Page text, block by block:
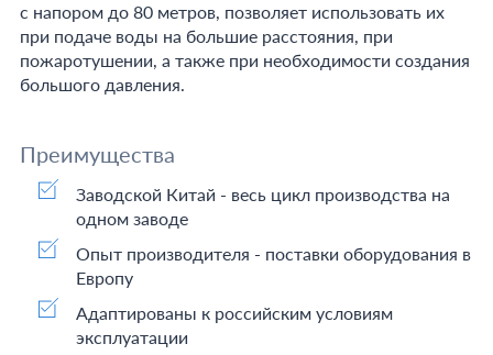
с напором до 80 метров, позволяет использовать их
при подаче воды на большие расстояния, при
пожаротушении, а также при необходимости создания
большого давления.
Преимущества
Заводской Китай - весь цикл производства на
одном заводе
Опыт производителя - поставки оборудования в
Европу
Адаптированы к российским условиям
эксплуатации